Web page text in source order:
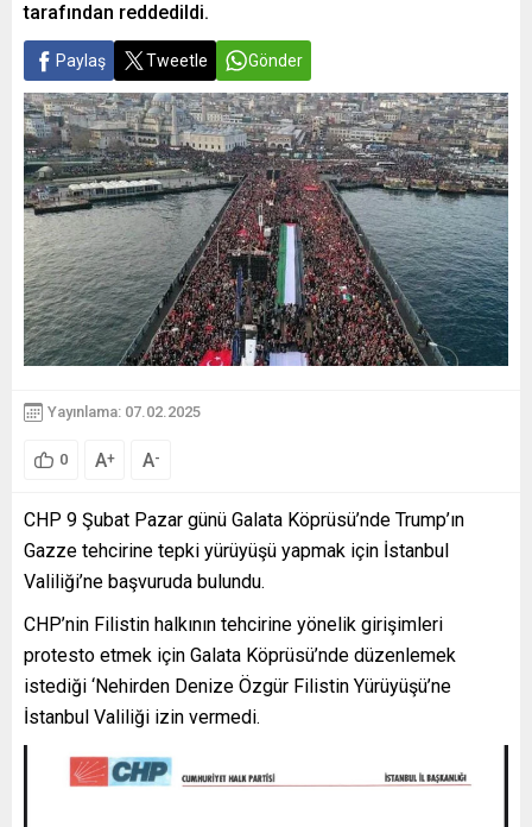
tarafından reddedildi.
Paylaş Tweetle Gönder
Yayınlama: 07.02.2025
0 A+ A-
CHP 9 Şubat Pazar günü Galata Köprüsü’nde Trump’ın
Gazze tehcirine tepki yürüyüşü yapmak için İstanbul
Valiliği’ne başvuruda bulundu.
CHP’nin Filistin halkının tehcirine yönelik girişimleri
protesto etmek için Galata Köprüsü’nde düzenlemek
istediği ‘Nehirden Denize Özgür Filistin Yürüyüşü’ne
İstanbul Valiliği izin vermedi.